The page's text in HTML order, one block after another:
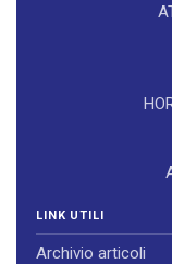
LINK UTILI
Archivio articoli